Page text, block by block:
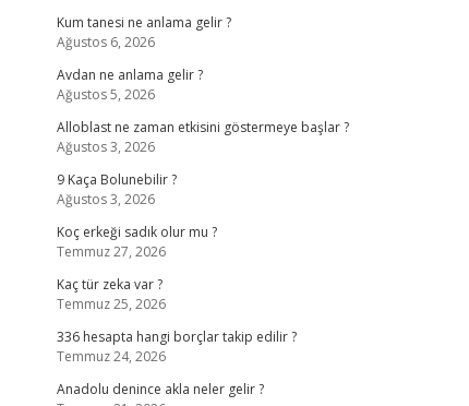
Kum tanesi ne anlama gelir ?
Ağustos 6, 2026
Avdan ne anlama gelir ?
Ağustos 5, 2026
Alloblast ne zaman etkisini göstermeye başlar ?
Ağustos 3, 2026
9 Kaça Bolunebilir ?
Ağustos 3, 2026
Koç erkeği sadık olur mu ?
Temmuz 27, 2026
Kaç tür zeka var ?
Temmuz 25, 2026
336 hesapta hangi borçlar takip edilir ?
Temmuz 24, 2026
Anadolu denince akla neler gelir ?